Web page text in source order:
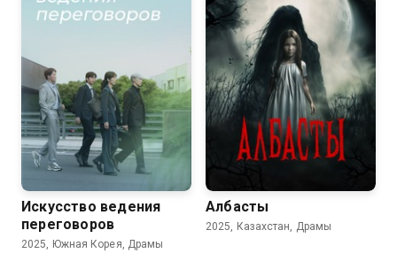
7.8
Искусство ведения
переговоров
2025, Южная Корея, Драмы
Албасты
2025, Казахстан, Драмы